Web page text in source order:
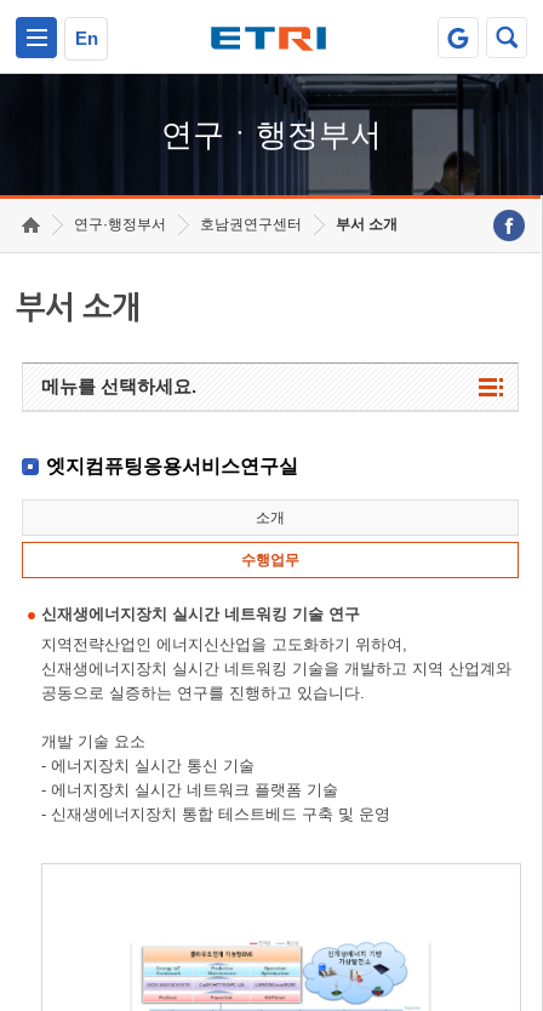
En
연구ㆍ행정부서
연구·행정부서 호남권연구센터 부서 소개
부서 소개
메뉴를 선택하세요.
엣지컴퓨팅응용서비스연구실
소개
수행업무
신재생에너지장치 실시간 네트워킹 기술 연구
지역전략산업인 에너지신산업을 고도화하기 위하여,
신재생에너지장치 실시간 네트워킹 기술을 개발하고 지역 산업계와
공동으로 실증하는 연구를 진행하고 있습니다.
개발 기술 요소
- 에너지장치 실시간 통신 기술
- 에너지장치 실시간 네트워크 플랫폼 기술
- 신재생에너지장치 통합 테스트베드 구축 및 운영